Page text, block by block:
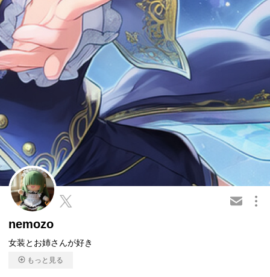
nemozo
女装とお姉さんが好き
もっと見る